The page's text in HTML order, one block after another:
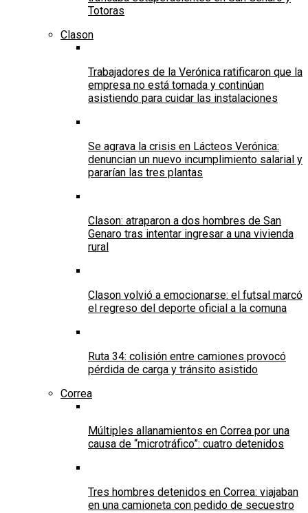
Totoras
Clason
Trabajadores de la Verónica ratificaron que la
empresa no está tomada y continúan
asistiendo para cuidar las instalaciones
Se agrava la crisis en Lácteos Verónica:
denuncian un nuevo incumplimiento salarial y
pararían las tres plantas
Clason: atraparon a dos hombres de San
Genaro tras intentar ingresar a una vivienda
rural
Clason volvió a emocionarse: el futsal marcó
el regreso del deporte oficial a la comuna
Ruta 34: colisión entre camiones provocó
pérdida de carga y tránsito asistido
Correa
Múltiples allanamientos en Correa por una
causa de “microtráfico”: cuatro detenidos
Tres hombres detenidos en Correa: viajaban
en una camioneta con pedido de secuestro